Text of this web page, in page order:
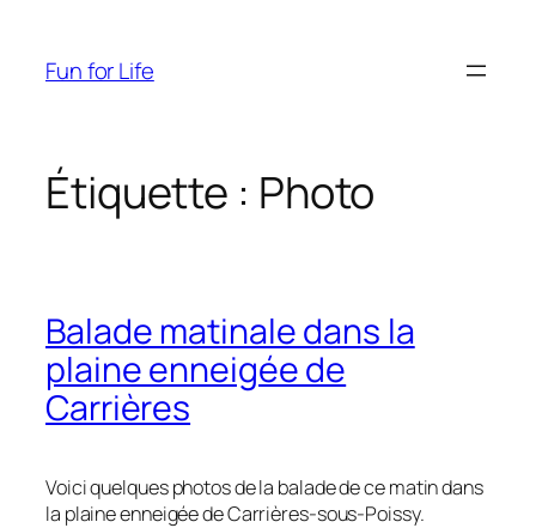
contenu
Fun for Life
Étiquette : Photo
Balade matinale dans la
plaine enneigée de
Carrières
Voici quelques photos de la balade de ce matin dans
la plaine enneigée de Carrières-sous-Poissy.